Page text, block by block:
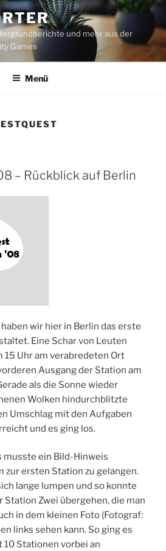
und mehr aus der
Games
Menü
– Rückblick auf Berlin
wir hier in Berlin das erste
Eine Schar von Leuten
15 Uhr am verabredeten Ort
Ausgang der Station am
als die Sonne wieder
Wolken hindurchblitzte
Umschlag mit den Aufgaben
und es ging los.
musste ein Bild-Hinweis
zur ersten Station zu gelangen.
lange lumpen und so konnte
Station Zwei übergehen, die man
in dem kleinen Foto (Fotograf:
links sehen kann. So ging es
10 Stationen vorbei an